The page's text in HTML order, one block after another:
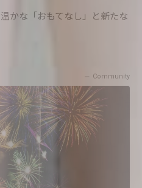
かな「おもてなし」と新たな